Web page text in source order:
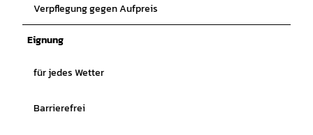
Verpflegung gegen Aufpreis
Eignung
für jedes Wetter
Barrierefrei